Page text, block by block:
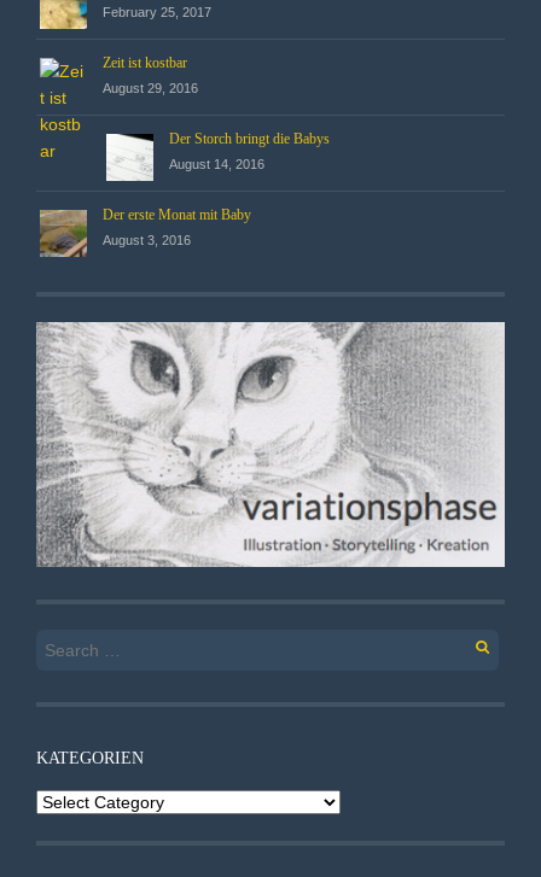
February 25, 2017
Zeit ist kostbar
August 29, 2016
Der Storch bringt die Babys
August 14, 2016
Der erste Monat mit Baby
August 3, 2016
Search
KATEGORIEN
Kategorien